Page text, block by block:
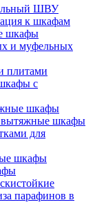
ШВУ
к шкафам
шкафы
и муфельных
плитами
с
шкафы
вытяжные шкафы
для
шкафы
парафинов в